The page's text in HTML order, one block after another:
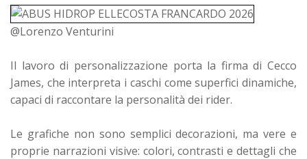
@Lorenzo Venturini
Il lavoro di personalizzazione porta la firma di Cecco
James, che interpreta i caschi come superfici dinamiche,
capaci di raccontare la personalità dei rider.
Le grafiche non sono semplici decorazioni, ma vere e
proprie narrazioni visive: colori, contrasti e dettagli che